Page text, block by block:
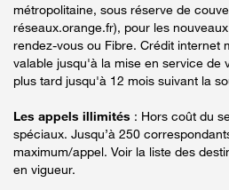
métropolitaine, sous réserve de
réseaux.orange.fr), pour les
rendez-vous ou Fibre. Crédit internet
valable jusqu'à la mise en service de
plus tard jusqu'à 12 mois suivant la
Les appels illimités : Hors coût du
spéciaux. Jusqu’à 250
maximum/appel. Voir la liste des
en vigueur.